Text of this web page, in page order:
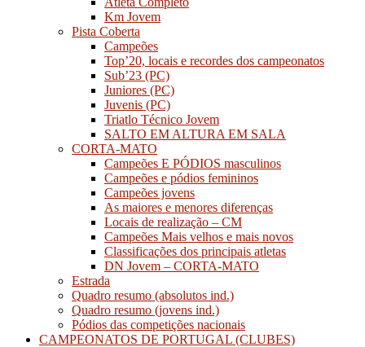
Km Jovem
Pista Coberta
Campeões
Top’20, locais e recordes dos campeonatos
Sub’23 (PC)
Juniores (PC)
Juvenis (PC)
Triatlo Técnico Jovem
SALTO EM ALTURA EM SALA
CORTA-MATO
Campeões E PÓDIOS masculinos
Campeões e pódios femininos
Campeões jovens
As maiores e menores diferenças
Locais de realização – CM
Campeões Mais velhos e mais novos
Classificações dos principais atletas
DN Jovem – CORTA-MATO
Estrada
Quadro resumo (absolutos ind.)
Quadro resumo (jovens ind.)
Pódios das competições nacionais
CAMPEONATOS DE PORTUGAL (CLUBES)